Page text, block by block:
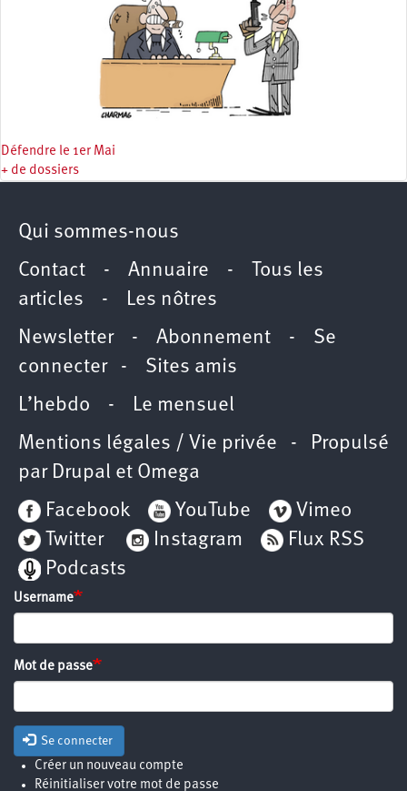
Défendre le 1er Mai
+ de dossiers
Qui sommes-nous
Contact - Annuaire -
Tous les
articles - Les nôtres
Newsletter- Abonnement - Se
connecter- Sites amis
L’hebdo - Le mensuel
Mentions légales / Vie privée - Propulsé
par Drupal et Omega
Facebook
YouTube
Vimeo
Twitter
Instagram
Flux RSS
Podcasts
Username
Mot de passe
Se connecter
Créer un nouveau compte
Réinitialiser votre mot de passe